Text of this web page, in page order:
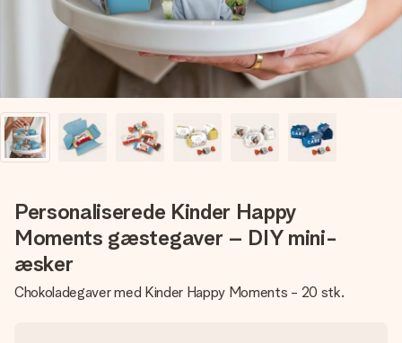
Personaliserede Kinder Happy
Moments gæstegaver – DIY mini-
æsker
Chokoladegaver med Kinder Happy Moments - 20 stk.